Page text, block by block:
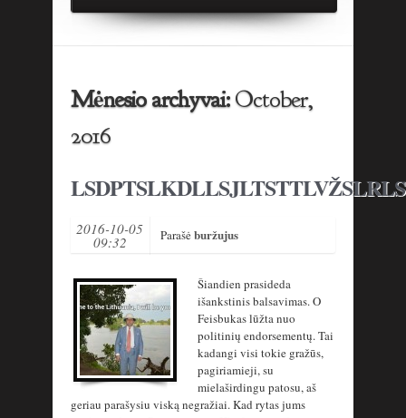
Mėnesio archyvai:October,
2016
2016-10-05
09:32 Parašėburžujus
Šiandien prasideda
išankstinis balsavimas. O
Feisbukas lūžta nuo
politinių endorsementų. Tai
kadangi visi tokie gražūs,
pagiriamieji, su
mielaširdingu patosu, aš
geriau parašysiu viską negražiai. Kad rytas jums